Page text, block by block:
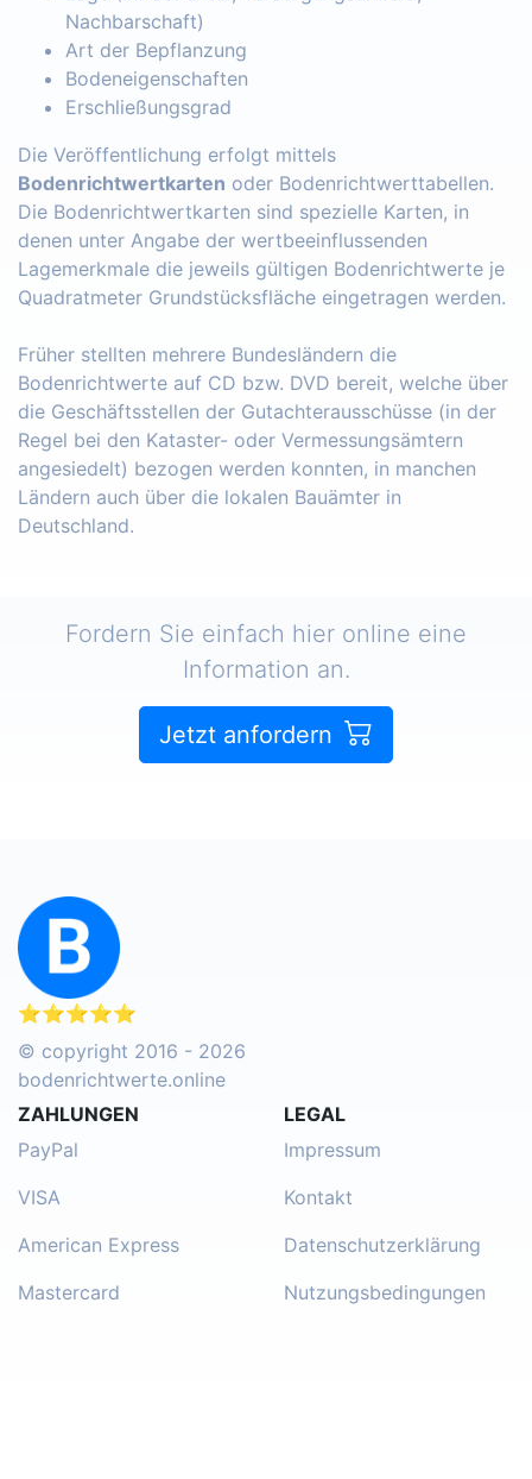
Nachbarschaft)
Art der Bepflanzung
Bodeneigenschaften
Erschließungsgrad
Die Veröffentlichung erfolgt mittels
Bodenrichtwertkarten oder Bodenrichtwerttabellen.
Die Bodenrichtwertkarten sind spezielle Karten, in
denen unter Angabe der wertbeeinflussenden
Lagemerkmale die jeweils gültigen Bodenrichtwerte je
Quadratmeter Grundstücksfläche eingetragen werden.
Früher stellten mehrere Bundesländern die
Bodenrichtwerte auf CD bzw. DVD bereit, welche über
die Geschäftsstellen der Gutachterausschüsse (in der
Regel bei den Kataster- oder Vermessungsämtern
angesiedelt) bezogen werden konnten, in manchen
Ländern auch über die lokalen Bauämter in
Deutschland.
Fordern Sie einfach hier online eine
Information an.
Jetzt anfordern
⭐⭐⭐⭐⭐
© copyright 2016 - 2026
bodenrichtwerte.online
ZAHLUNGEN
PayPal
VISA
American Express
Mastercard
LEGAL
Impressum
Kontakt
Datenschutzerklärung
Nutzungsbedingungen